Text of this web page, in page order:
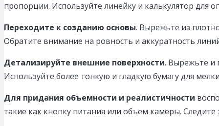
пропорции. Используйте линейку и калькулятор для
Переходите к созданию основы. Вырежьте из
Обратите внимание на ровность и аккуратность
Детализируйте внешние поверхности. Вырежьте и
Используйте более тонкую и гладкую бумагу для
Для придания объемности и реалистичности
такие как кнопку питания или объем камеры.